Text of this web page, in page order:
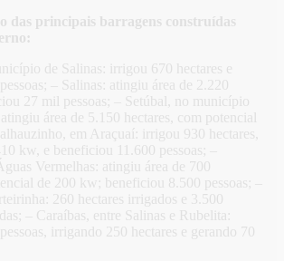
das principais barragens construídas
de Salinas: irrigou 670 hectares e
– Salinas: atingiu área de 2.220
27 mil pessoas; – Setúbal, no município
área de 5.150 hectares, com potencial
em Araçuaí: irrigou 930 hectares,
kw, e beneficiou 11.600 pessoas; –
Vermelhas: atingiu área de 700
de 200 kw; beneficiou 8.500 pessoas; –
260 hectares irrigados e 3.500
– Caraíbas, entre Salinas e Rubelita:
irrigando 250 hectares e gerando 70